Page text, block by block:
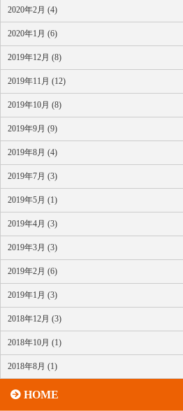
2020年2月 (4)
2020年1月 (6)
2019年12月 (8)
2019年11月 (12)
2019年10月 (8)
2019年9月 (9)
2019年8月 (4)
2019年7月 (3)
2019年5月 (1)
2019年4月 (3)
2019年3月 (3)
2019年2月 (6)
2019年1月 (3)
2018年12月 (3)
2018年10月 (1)
2018年8月 (1)
HOME